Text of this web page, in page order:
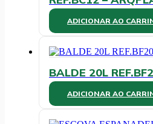
ADICIONAR AO
BALDE 20L
ADICIONAR AO